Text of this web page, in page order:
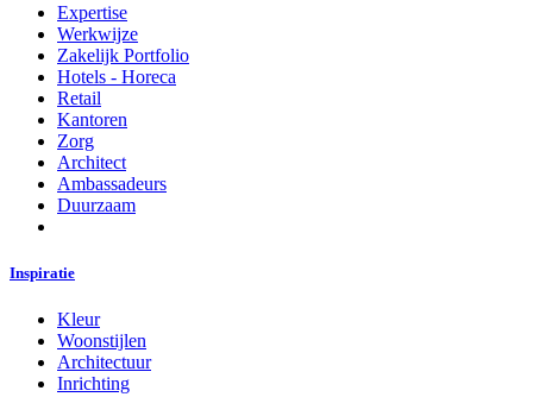
Expertise
Werkwijze
Zakelijk Portfolio
Hotels - Horeca
Retail
Kantoren
Zorg
Architect
Ambassadeurs
Duurzaam
Inspiratie
Kleur
Woonstijlen
Architectuur
Inrichting